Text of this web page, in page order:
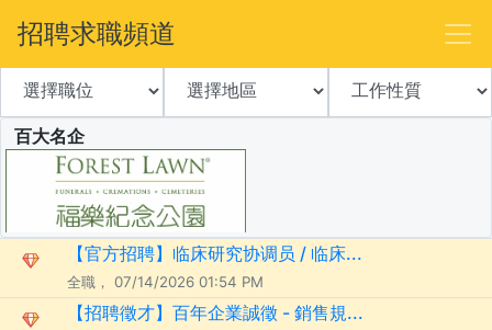
招聘求職頻道
百大名企
【官方招聘】临床研究协调员 / 临床...
全職， 07/14/2026 01:54 PM
【招聘徵才】百年企業誠徵 - 銷售規...